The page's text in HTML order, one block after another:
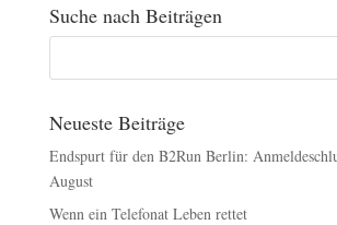
Suche nach Beiträgen
Neueste Beiträge
Endspurt für den B2Run Berlin:
August
Wenn ein Telefonat Leben rettet